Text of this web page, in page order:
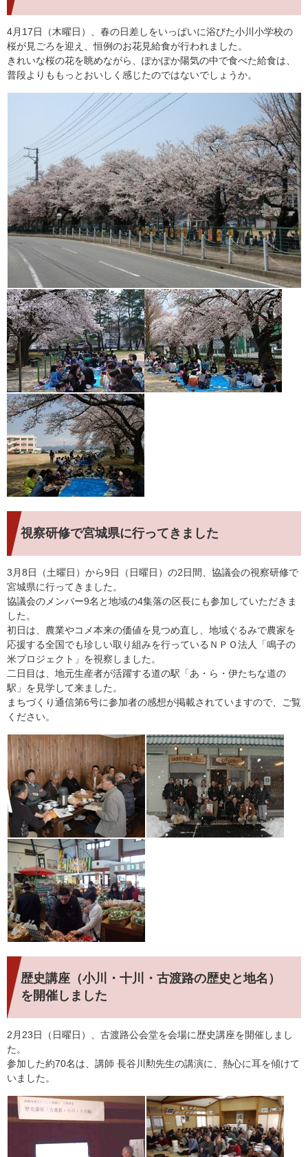
4月17日（木曜日）、春の日差しをいっぱいに浴びた小川小学校の
桜が見ごろを迎え、恒例のお花見給食が行われました。
きれいな桜の花を眺めながら、ぽかぽか陽気の中で食べた給食は、
普段よりももっとおいしく感じたのではないでしょうか。
視察研修で宮城県に行ってきました
3月8日（土曜日）から9日（日曜日）の2日間、協議会の視察研修で
宮城県に行ってきました。
協議会のメンバー9名と地域の4集落の区長にも参加していただきま
した。
初日は、農業やコメ本来の価値を見つめ直し、地域ぐるみで農家を
応援する全国でも珍しい取り組みを行っているＮＰＯ法人「鳴子の
米プロジェクト」を視察しました。
二日目は、地元生産者が活躍する道の駅「あ・ら・伊たちな道の
駅」を見学して来ました。
まちづくり通信第6号に参加者の感想が掲載されていますので、ご覧
ください。
歴史講座（小川・十川・古渡路の歴史と地名）
を開催しました
2月23日（日曜日）、古渡路公会堂を会場に歴史講座を開催しまし
た。
参加した約70名は、講師 長谷川勲先生の講演に、熱心に耳を傾けて
いました。